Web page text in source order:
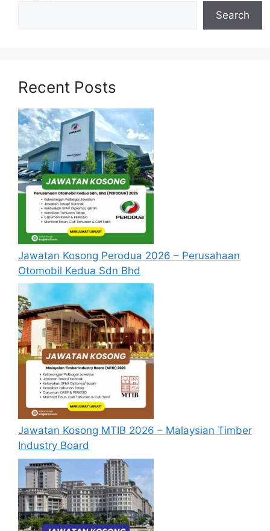
Search
Recent Posts
Jawatan Kosong Perodua 2026 – Perusahaan
Otomobil Kedua Sdn Bhd
Jawatan Kosong MTIB 2026 – Malaysian Timber
Industry Board